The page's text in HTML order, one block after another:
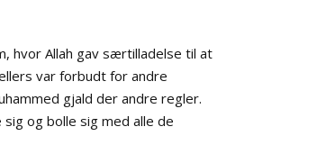
hvor Allah gav særtilladelse til at
var forbudt for andre
gjald der andre regler.
og bolle sig med alle de